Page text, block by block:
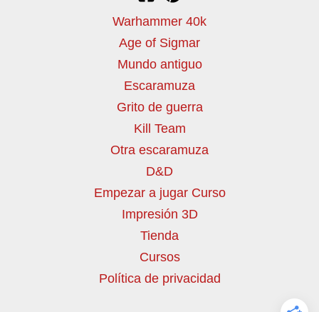
Warhammer 40k
Age of Sigmar
Mundo antiguo
Escaramuza
Grito de guerra
Kill Team
Otra escaramuza
D&D
Empezar a jugar Curso
Impresión 3D
Tienda
Cursos
Política de privacidad